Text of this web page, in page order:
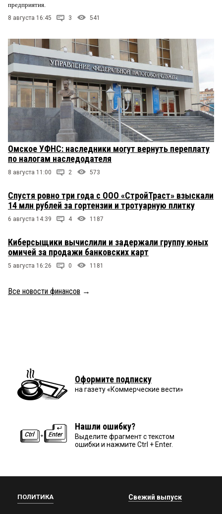
предприятия.
8 августа 16:45 3 541
Омское УФНС: наследники могут вернуть переплату
по налогам наследодателя
8 августа 11:00 2 573
Спустя ровно три года с ООО «СтройТраст» взыскали
14 млн рублей за гортензии и тротуарную плитку
6 августа 14:39 4 1187
Киберсыщики вычислили и задержали группу юных
омичей за продажи банковских карт
5 августа 16:26 0 1181
Все новости финансов →
Оформите подписку
на газету «Коммерческие вести»
Нашли ошибку?
Выделите фрагмент с текстом
ошибки и нажмите Ctrl + Enter.
ПОЛИТИКА Свежий выпуск